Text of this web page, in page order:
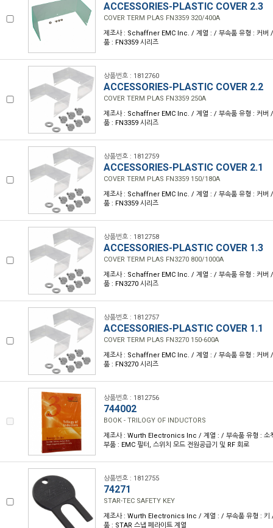
ACCESSORIES-PLASTIC COVER 2.3
COVER TERM PLAS FN3359 320/400A
제조사 : Schaffner EMC Inc. / 계열 : / 부속품 유형 : 커버
품 : FN3359 시리즈
상품번호 : 1812760
ACCESSORIES-PLASTIC COVER 2.2
COVER TERM PLAS FN3359 250A
제조사 : Schaffner EMC Inc. / 계열 : / 부속품 유형 : 커버
품 : FN3359 시리즈
상품번호 : 1812759
ACCESSORIES-PLASTIC COVER 2.1
COVER TERM PLAS FN3359 150/180A
제조사 : Schaffner EMC Inc. / 계열 : / 부속품 유형 : 커버
품 : FN3359 시리즈
상품번호 : 1812758
ACCESSORIES-PLASTIC COVER 1.3
COVER TERM PLAS FN3270 800/1000A
제조사 : Schaffner EMC Inc. / 계열 : / 부속품 유형 : 커버
품 : FN3270 시리즈
상품번호 : 1812757
ACCESSORIES-PLASTIC COVER 1.1
COVER TERM PLAS FN3270 150-600A
제조사 : Schaffner EMC Inc. / 계열 : / 부속품 유형 : 커버
품 : FN3270 시리즈
상품번호 : 1812756
744002
BOOK - TRILOGY OF INDUCTORS
제조사 : Wurth Electronics Inc / 계열 : / 부속품 유형 : 소
부품 : EMC 필터, 스위치 모드 전원공급기 및 RF 회로
상품번호 : 1812755
74271
STAR-TEC SAFETY KEY
제조사 : Wurth Electronics Inc / 계열 : / 부속품 유형 : 키
품 : STAR 스냅 페라이트 계열